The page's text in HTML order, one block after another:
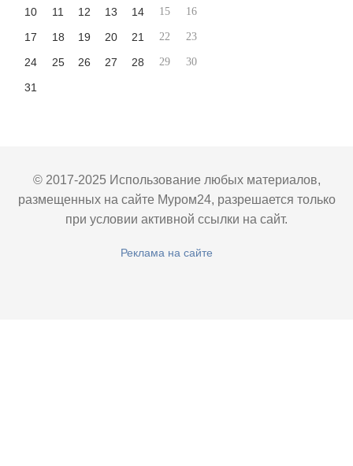
10 11 12 13 14 15 16
17 18 19 20 21 22 23
24 25 26 27 28 29 30
31
© 2017-2025 Использование любых материалов,
размещенных на сайте Муром24, разрешается только
при условии активной ссылки на сайт.
Реклама на сайте